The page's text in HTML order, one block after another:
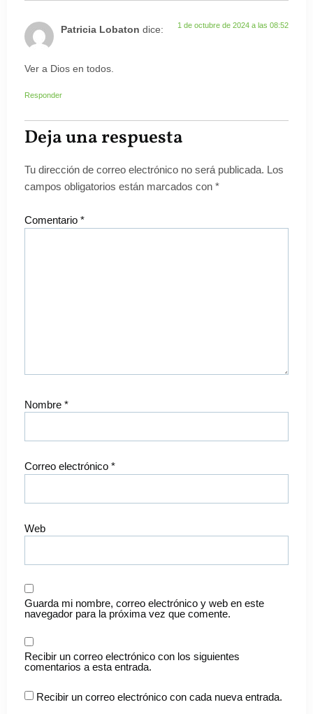
Patricia Lobaton dice: 1 de octubre de 2024 a las 08:52
Ver a Dios en todos.
Responder
Deja una respuesta
Tu dirección de correo electrónico no será publicada. Los
campos obligatorios están marcados con *
Comentario *
Nombre *
Correo electrónico *
Web
Guarda mi nombre, correo electrónico y web en este
navegador para la próxima vez que comente.
Recibir un correo electrónico con los siguientes
comentarios a esta entrada.
Recibir un correo electrónico con cada nueva entrada.